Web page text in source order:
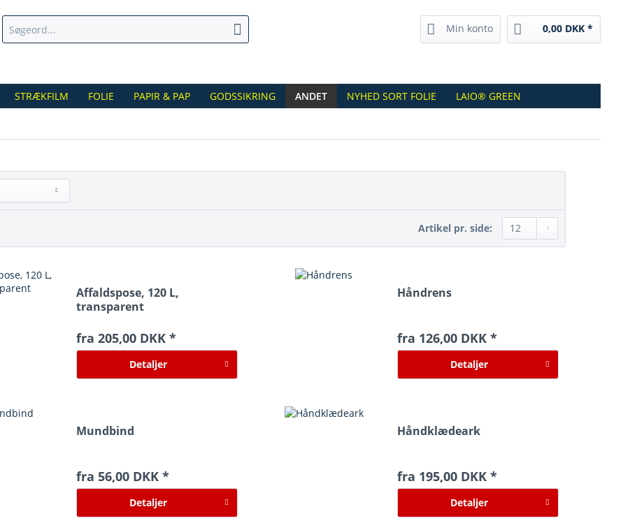
Min konto 0,00 DKK *
STRÆKFILM FOLIE PAPIR & PAP GODSSIKRING ANDET NYHED SORT FOLIE LAIO® GREEN
Artikel pr. side:
Affaldspose, 120 L,
transparent
fra 205,00 DKK *
Detaljer
Håndrens
fra 126,00 DKK *
Detaljer
Mundbind
fra 56,00 DKK *
Detaljer
Håndklædeark
fra 195,00 DKK *
Detaljer